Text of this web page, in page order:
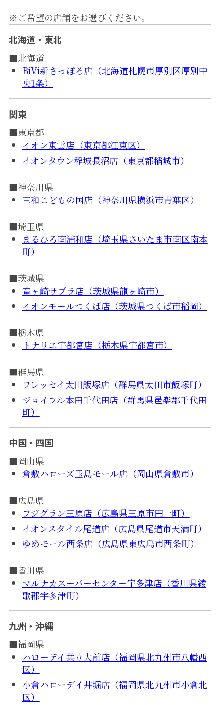
※ご希望の店舗をお選びください。
北海道・東北
■北海道
BiVi新さっぽろ店（北海道札幌市厚別区厚別中
央1条）
関東
■東京都
イオン東雲店（東京都江東区）
イオンタウン稲城長沼店（東京都稲城市）
■神奈川県
三和こどもの国店（神奈川県横浜市青葉区）
■埼玉県
まるひろ南浦和店（埼玉県さいたま市南区南本
町）
■茨城県
竜ヶ崎サプラ店（茨城県龍ヶ崎市）
イオンモールつくば店（茨城県つくば市稲岡）
■栃木県
トナリエ宇都宮店（栃木県宇都宮市）
■群馬県
フレッセイ太田飯塚店（群馬県太田市飯塚町）
ジョイフル本田千代田店（群馬県邑楽郡千代田
町）
中国・四国
■岡山県
倉敷ハローズ玉島モール店（岡山県倉敷市）
■広島県
フジグラン三原店（広島県三原市円一町）
イオンスタイル尾道店（広島県尾道市天満町）
ゆめモール西条店（広島県東広島市西条町）
■香川県
マルナカスーパーセンター宇多津店（香川県綾
歌郡宇多津町）
九州・沖縄
■福岡県
ハローデイ共立大前店（福岡県北九州市八幡西
区）
小倉ハローデイ井堀店（福岡県北九州市小倉北
区）